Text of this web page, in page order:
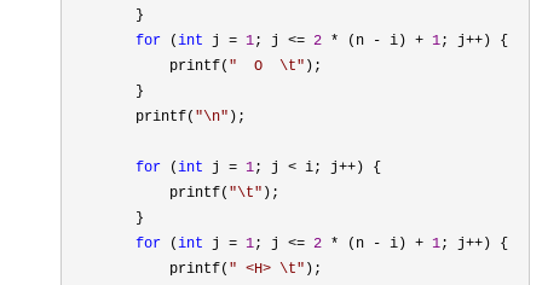
        }
for (int j = 1; j <= 2 * (n - i) + 1; j++ ) {
            printf(
"
  O  \t
" );
        }
        printf(
"\n" );
for (int j = 1; j < i; j++ ) {
            printf(
"\t" );
        }
for (int j = 1; j <= 2 * (n - i) + 1; j++ ) {
            printf(
" <H> \t" );